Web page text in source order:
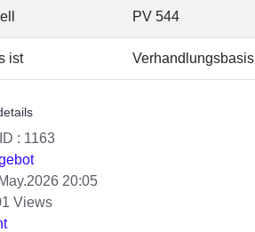
PV 544
ist Verhandlungsbasis
: 1163
20:05
Views